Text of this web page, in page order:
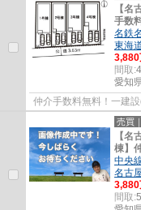
【名
手数
名鉄
東海
3,880
間取:
愛知
仲介手数料無料！一建
売買
【
棟】
中央
名古
3,880
間取: